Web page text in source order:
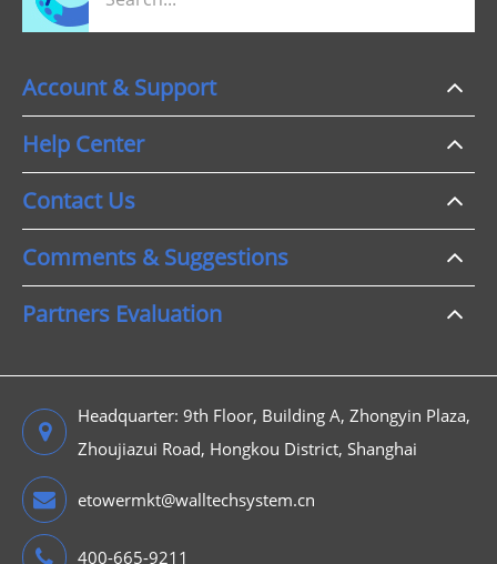
Account & Support
Help Center
Contact Us
Comments & Suggestions
Partners Evaluation
Headquarter: 9th Floor, Building A, Zhongyin Plaza,
Zhoujiazui Road, Hongkou District, Shanghai
etowermkt@walltechsystem.cn
400-665-9211